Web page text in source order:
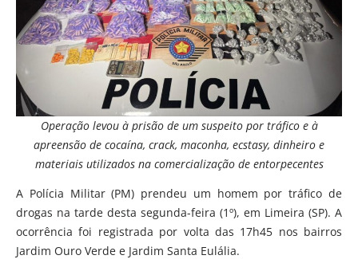
Operação levou à prisão de um suspeito por tráfico e à
apreensão de cocaína, crack, maconha, ecstasy, dinheiro e
materiais utilizados na comercialização de entorpecentes
A Polícia Militar (PM) prendeu um homem por tráfico de
drogas na tarde desta segunda-feira (1º), em Limeira (SP). A
ocorrência foi registrada por volta das 17h45 nos bairros
Jardim Ouro Verde e Jardim Santa Eulália.